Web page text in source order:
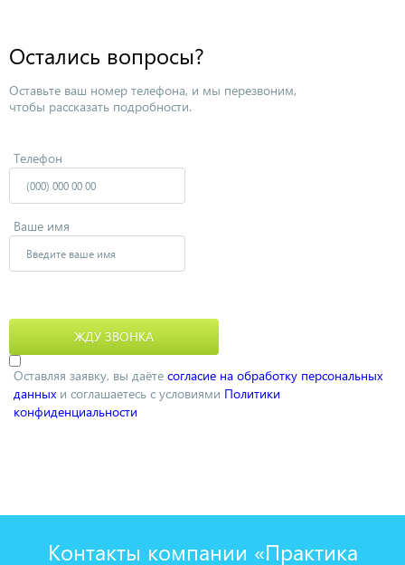
Остались вопросы?
Оставьте ваш номер телефона, и мы перезвоним,
чтобы рассказать подробности.
Телефон
Ваше имя
Оставляя заявку, вы даёте согласие на обработку персональных
данных и соглашаетесь с условиями Политики
конфиденциальности
Контакты компании «Практика